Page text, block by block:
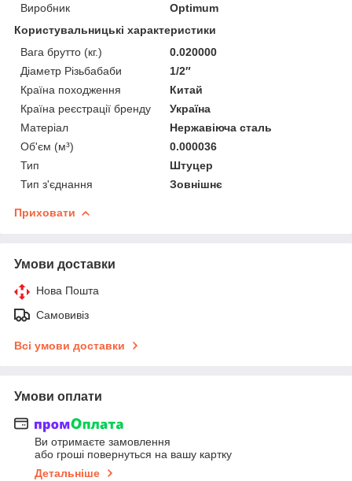
Виробник
Optimum
Користувальницькі характеристики
Вага брутто (кг.)
0.020000
Діаметр Різьбабаби
1/2″
Країна походження
Китай
Країна реєстрації бренду
Україна
Матеріал
Нержавіюча сталь
Об'єм (м³)
0.000036
Тип
Штуцер
Тип з'єднання
Зовнішнє
Приховати
Умови доставки
Нова Пошта
Самовивіз
Всі умови доставки
Умови оплати
Ви отримаєте замовлення
або гроші повернуться на вашу картку
Детальніше